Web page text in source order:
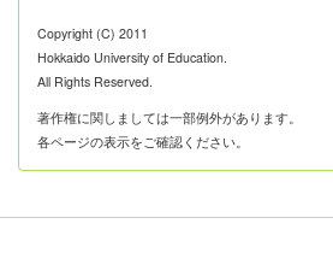
Copyright (C) 2011
Hokkaido University of Education.
All Rights Reserved.
著作権に関しましては一部例外があります。
各ページの表示をご確認ください。